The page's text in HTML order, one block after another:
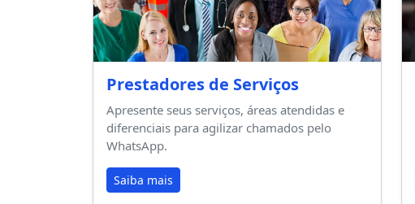
Prestadores de Serviços
Apresente seus serviços, áreas atendidas e
diferenciais para agilizar chamados pelo
WhatsApp.
Saiba mais